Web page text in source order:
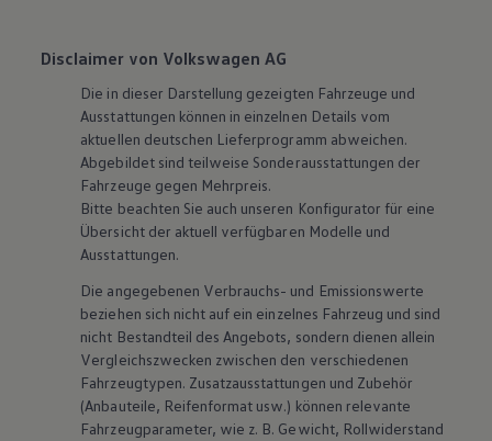
Disclaimer von Volkswagen AG
Die in dieser Darstellung gezeigten Fahrzeuge und
Ausstattungen können in einzelnen Details vom
aktuellen deutschen Lieferprogramm abweichen.
Abgebildet sind teilweise Sonderausstattungen der
Fahrzeuge gegen Mehrpreis.
Bitte beachten Sie auch unseren Konfigurator für eine
Übersicht der aktuell verfügbaren Modelle und
Ausstattungen.
Die angegebenen Verbrauchs- und Emissionswerte
beziehen sich nicht auf ein einzelnes Fahrzeug und sind
nicht Bestandteil des Angebots, sondern dienen allein
Vergleichszwecken zwischen den verschiedenen
Fahrzeugtypen. Zusatzausstattungen und Zubehör
(Anbauteile, Reifenformat usw.) können relevante
Fahrzeugparameter, wie z. B. Gewicht, Rollwiderstand